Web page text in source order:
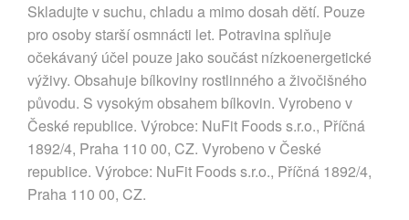
Skladujte v suchu, chladu a mimo dosah dětí. Pouze
pro osoby starší osmnácti let. Potravina splňuje
očekávaný účel pouze jako součást nízkoenergetické
výživy. Obsahuje bílkoviny rostlinného a živočišného
původu. S vysokým obsahem bílkovin. Vyrobeno v
České republice. Výrobce: NuFit Foods s.r.o., Příčná
1892/4, Praha 110 00, CZ. Vyrobeno v České
republice. Výrobce: NuFit Foods s.r.o., Příčná 1892/4,
Praha 110 00, CZ.